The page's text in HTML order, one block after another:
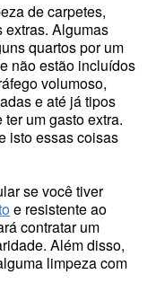
de carpetes,
extras. Algumas
quartos por um
não estão incluídos
volumoso,
e até já tipos
um gasto extra.
isto essas coisas
se você tiver
e resistente ao
contratar um
Além disso,
limpeza com